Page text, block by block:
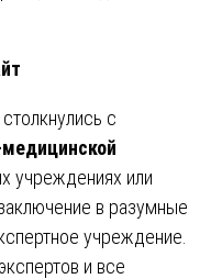
с
учреждениях или
в разумные
учреждение.
и все